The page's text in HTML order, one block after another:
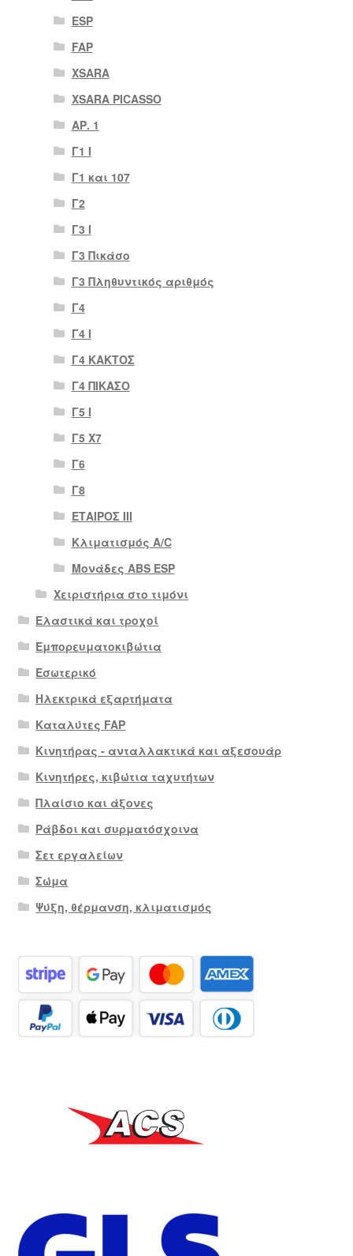
ESP
FAP
XSARA
XSARA PICASSO
ΑΡ. 1
Γ1 Ι
Γ1 και 107
Γ2
Γ3 Ι
Γ3 Πικάσο
Γ3 Πληθυντικός αριθμός
Γ4
Γ4 Ι
Γ4 ΚΑΚΤΟΣ
Γ4 ΠΙΚΑΣΟ
Γ5 Ι
Γ5 Χ7
Γ6
Γ8
ΕΤΑΙΡΟΣ III
Κλιματισμός A/C
Μονάδες ABS ESP
Χειριστήρια στο τιμόνι
Ελαστικά και τροχοί
Εμπορευματοκιβώτια
Εσωτερικό
Ηλεκτρικά εξαρτήματα
Καταλύτες FAP
Κινητήρας - ανταλλακτικά και αξεσουάρ
Κινητήρες, κιβώτια ταχυτήτων
Πλαίσιο και άξονες
Ράβδοι και συρματόσχοινα
Σετ εργαλείων
Σώμα
Ψύξη, θέρμανση, κλιματισμός